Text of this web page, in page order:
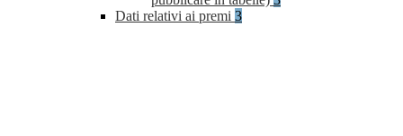
Dati relativi ai premi 3